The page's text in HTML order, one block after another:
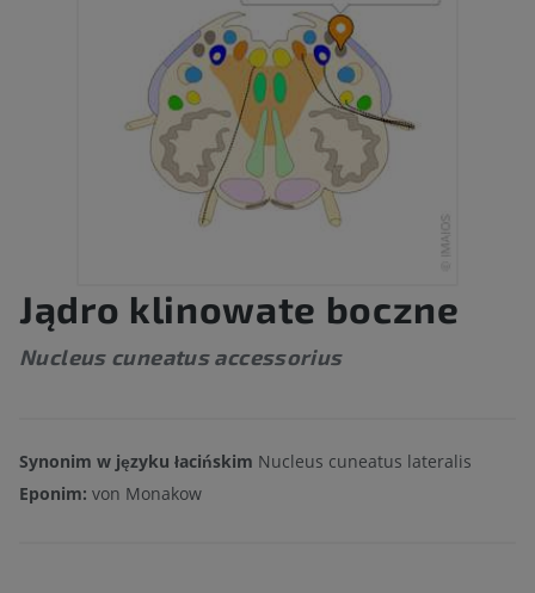
Jądro klinowate boczne
Nucleus cuneatus accessorius
Synonim w języku łacińskim Nucleus cuneatus lateralis
Eponim: von Monakow